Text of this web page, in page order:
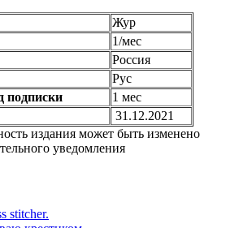
Жур
1/мес
Россия
Рус
подписки
1 мес
31.12.2021
издания может быть изменено
уведомления